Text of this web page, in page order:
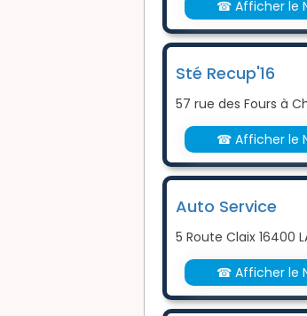
☎ Afficher le
Sté Recup'16
57 rue des Fours à
☎ Afficher le
Auto Service
5 Route Claix 16400
☎ Afficher le